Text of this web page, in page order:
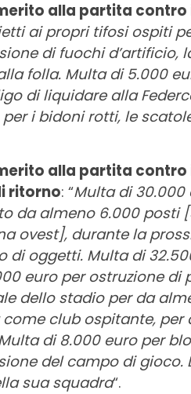
alla partita contro
ai propri tifosi ospiti
di fuochi
folla. Multa di 5.000
di liquidare alla
i bidoni rotti, le
alla partita contro
ritorno: “Multa di 30.000
da almeno 6.000 posti
ovest], durante la
di oggetti. Multa di
euro per ostruzione
dello stadio per da
club ospitante, per
di 8.000 euro per
del campo di gioco.
sua squadra“.